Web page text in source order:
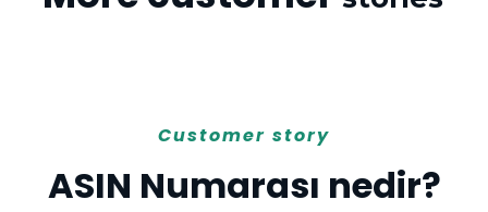
Customer story
ASIN Numarası nedir?